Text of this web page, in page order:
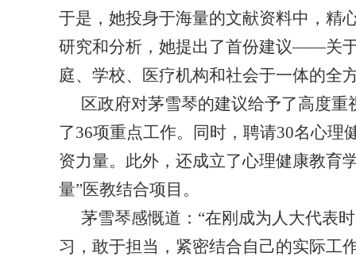
于是，她投身于海量的文献资料中，精
研究和分析，她提出了首份建议——关
庭、学校、医疗机构和社会于一体的全
区政府对茅雪琴的建议给予了高度
了36项重点工作。同时，聘请30名心理
资力量。此外，还成立了心理健康教育
量”医教结合项目。
茅雪琴感慨道： “在刚成为人大代表
习，敢于担当，紧密结合自己的实际工